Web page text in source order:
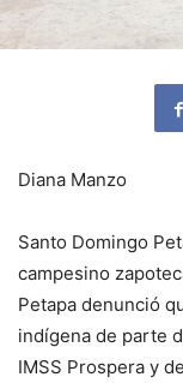
Diana Manzo
Santo Domingo
campesino
Petapa denunció
indígena de parte
IMSS Prospera y